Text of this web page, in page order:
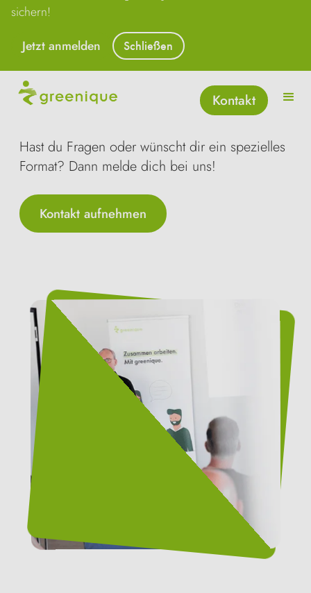
sichern!
Jetzt anmelden
Schließen
Kontakt
Bei unseren Events dreht sich alles um neue
Impulse und das gemeinsame Weiterdenken
von Themen. Wir wollen dir nicht nur
Fachwissen vermitteln, sondern Praxiserfahrung
teilen und Menschen zusammenbringen.
Hast du Fragen oder wünscht dir ein spezielles
Format? Dann melde dich bei uns!
Kontakt aufnehmen